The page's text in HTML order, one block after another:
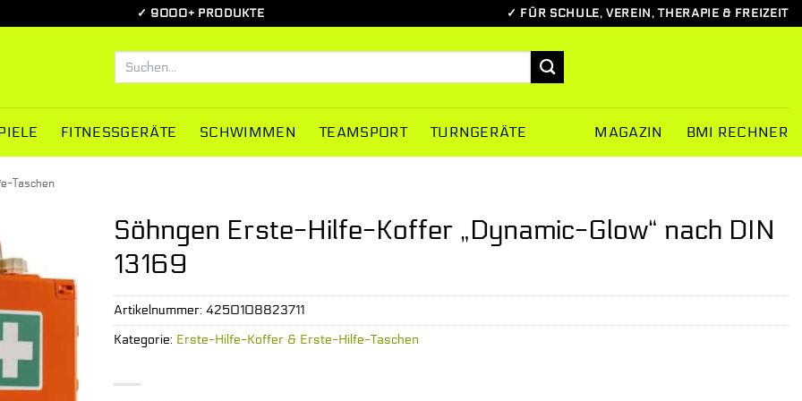
✓ 9000+ PRODUKTE ✓ FÜR SCHULE, VEREIN, THERAPIE & FREIZEIT
Suchen
FITNESSGERÄTE SCHWIMMEN TEAMSPORT TURNGERÄTE MAGAZIN BMI RECHNER
Taschen
Söhngen Erste-Hilfe-Koffer „Dynamic-Glow“ nach DIN
13169
Artikelnummer: 4250108823711
Kategorie: Erste-Hilfe-Koffer & Erste-Hilfe-Taschen